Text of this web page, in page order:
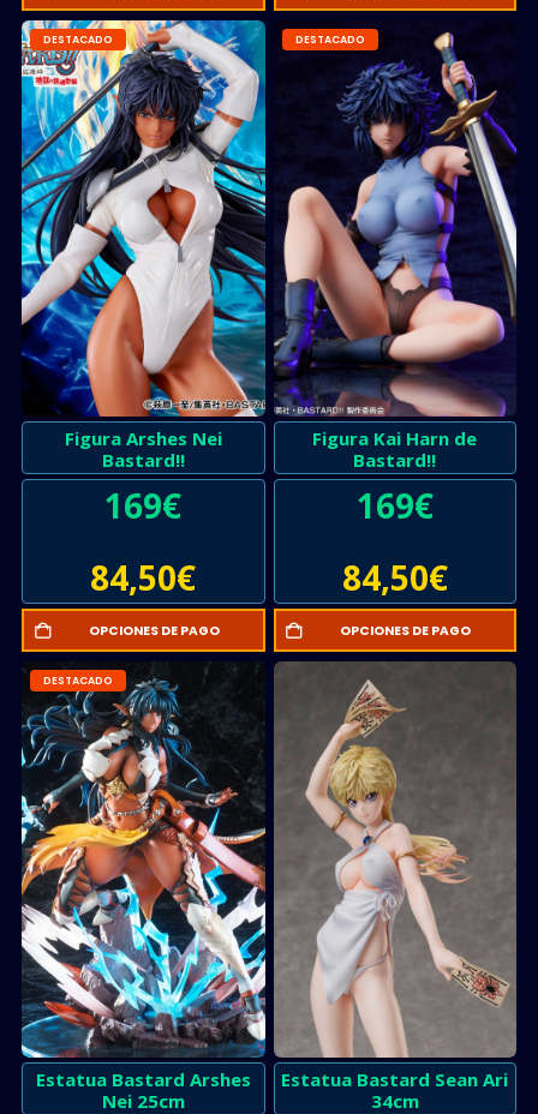
DESTACADO
Figura Arshes Nei
Bastard!!
169€
84,50€
OPCIONES DE PAGO
DESTACADO
Figura Kai Harn de
Bastard!!
169€
84,50€
OPCIONES DE PAGO
DESTACADO
Estatua Bastard Arshes
Nei 25cm
Estatua Bastard Sean Ari
34cm